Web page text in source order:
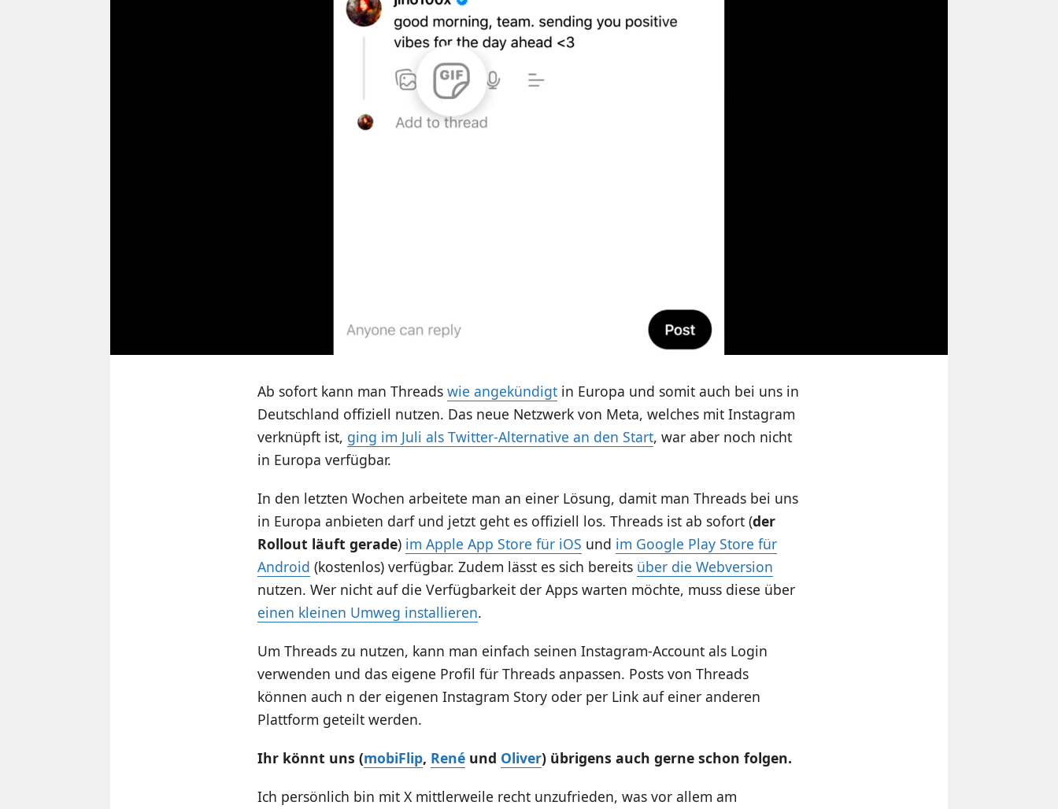
Ab sofort kann man Threads wie angekündigtin Europa und somit auch bei uns in
Deutschland offiziell nutzen. Das neue Netzwerk von Meta, welches mit Instagram
verknüpft ist, ging im Juli als Twitter-Alternative an den Start, war aber noch nicht
in Europa verfügbar.
In den letzten Wochen arbeitete man an einer Lösung, damit man Threads bei uns
in Europa anbieten darf und jetzt geht es offiziell los. Threads ist ab sofort (der
Rollout läuft gerade) im Apple App Store für iOS und im Google Play Store für
Android (kostenlos) verfügbar. Zudem lässt es sich bereits über die Webversion
nutzen. Wer nicht auf die Verfügbarkeit der Apps warten möchte, muss diese über
einen kleinen Umweg installieren.
Um Threads zu nutzen, kann man einfach seinen Instagram-Account als Login
verwenden und das eigene Profil für Threads anpassen. Posts von Threads
können auch n der eigenen Instagram Story oder per Link auf einer anderen
Plattform geteilt werden.
Ihr könnt uns (mobiFlip, Renéund Oliver) übrigens auch gerne schon folgen.
Ich persönlich bin mit X mittlerweile recht unzufrieden, was vor allem am